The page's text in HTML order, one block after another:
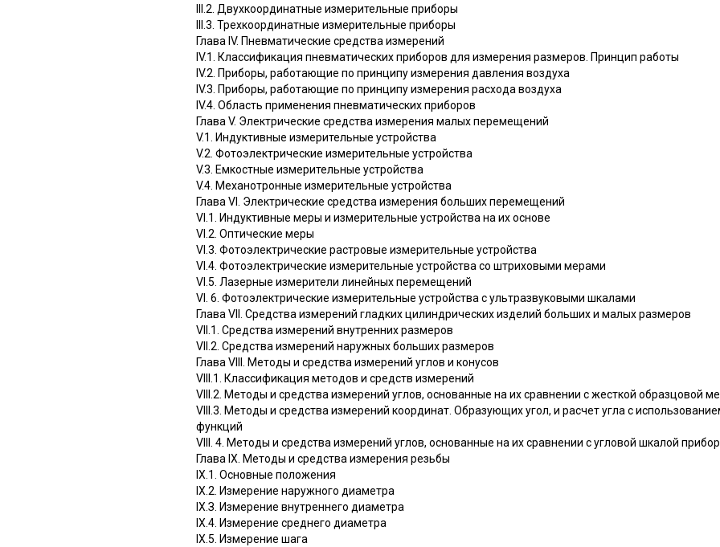
III.2. Двухкоординатные измерительные приборы
III.3. Трехкоординатные измерительные приборы
Глава IV. Пневматические средства измерений
IV.1. Классификация пневматических приборов для измерения размеров. Принцип работы
IV.2. Приборы, работающие по принципу измерения давления воздуха
IV.3. Приборы, работающие по принципу измерения расхода воздуха
IV.4. Область применения пневматических приборов
Глава V. Электрические средства измерения малых перемещений
V.1. Индуктивные измерительные устройства
V.2. Фотоэлектрические измерительные устройства
V.3. Емкостные измерительные устройства
V.4. Механотронные измерительные устройства
Глава VI. Электрические средства измерения больших перемещений
VI.1. Индуктивные меры и измерительные устройства на их основе
VI.2. Оптические меры
VI.3. Фотоэлектрические растровые измерительные устройства
VI.4. Фотоэлектрические измерительные устройства со штриховыми мерами
VI.5. Лазерные измерители линейных перемещений
VI. 6. Фотоэлектрические измерительные устройства с ультразвуковыми шкалами
Глава VII. Средства измерений гладких цилиндрических изделий больших и малых размеров
VII.1. Средства измерений внутренних размеров
VII.2. Средства измерений наружных больших размеров
Глава VIII. Методы и средства измерений углов и конусов
VIII.1. Классификация методов и средств измерений
VIII.2. Методы и средства измерений углов, основанные на их сравнении с жесткой образцовой
VIII.3. Методы и средства измерений координат. Образующих угол, и расчет угла с
функций
VIII. 4. Методы и средства измерений углов, основанные на их сравнении с угловой шкалой
Глава IX. Методы и средства измерения резьбы
IX.1. Основные положения
IX.2. Измерение наружного диаметра
IХ.З. Измерение внутреннего диаметра
IX.4. Измерение среднего диаметра
IX.5. Измерение шага